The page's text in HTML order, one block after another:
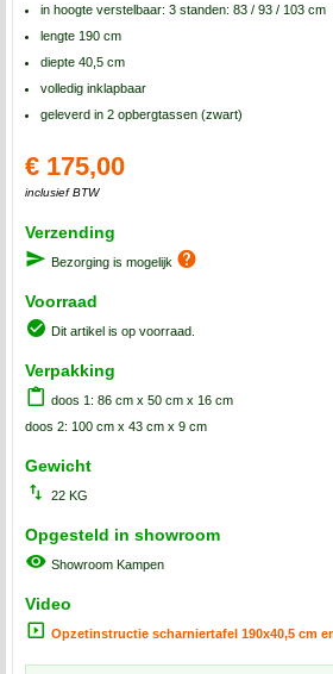
in hoogte verstelbaar: 3 standen: 83 / 93 / 103 cm
lengte 190 cm
diepte 40,5 cm
volledig inklapbaar
geleverd in 2 opbergtassen (zwart)
€ 175,00
inclusief BTW
Verzending
Bezorging is mogelijk
Voorraad
Dit artikel is op voorraad.
Verpakking
doos 1: 86 cm x 50 cm x 16 cm
doos 2: 100 cm x 43 cm x 9 cm
Gewicht
22 KG
Opgesteld in showroom
Showroom Kampen
Video
Opzetinstructie scharniertafel 190x40,5 cm